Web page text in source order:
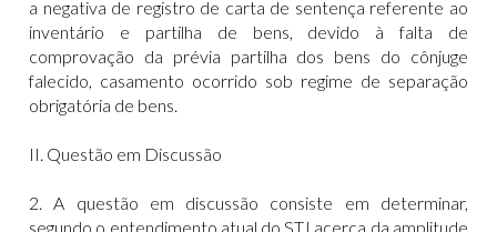
a negativa de registro de carta de sentença referente ao
inventário e partilha de bens, devido à falta de
comprovação da prévia partilha dos bens do cônjuge
falecido, casamento ocorrido sob regime de separação
obrigatória de bens.
II. Questão em Discussão
2. A questão em discussão consiste em determinar,
segundo o entendimento atual do STJ acerca da amplitude